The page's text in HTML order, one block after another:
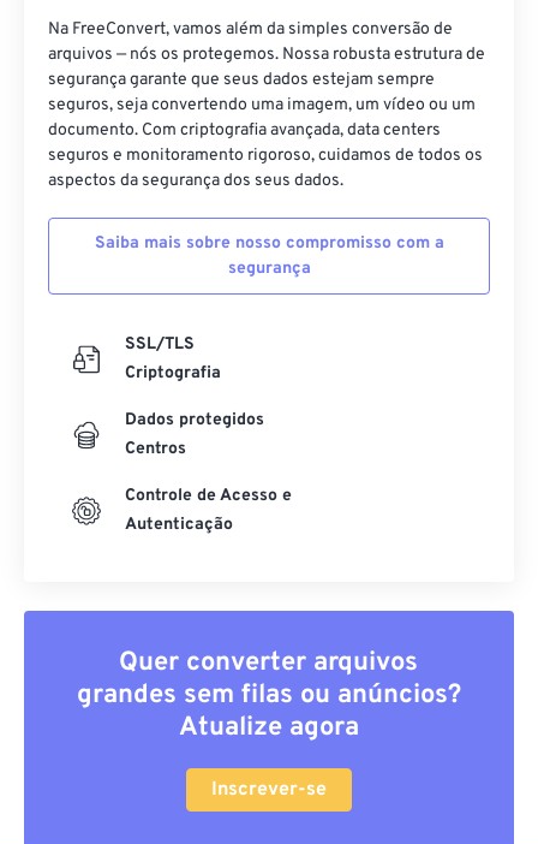
Na FreeConvert, vamos além da simples conversão de
arquivos — nós os protegemos. Nossa robusta estrutura de
segurança garante que seus dados estejam sempre
seguros, seja convertendo uma imagem, um vídeo ou um
documento. Com criptografia avançada, data centers
seguros e monitoramento rigoroso, cuidamos de todos os
aspectos da segurança dos seus dados.
Saiba mais sobre nosso compromisso com a
segurança
SSL/TLS
Criptografia
Dados protegidos
Centros
Controle de Acesso e
Autenticação
Quer converter arquivos
grandes sem filas ou anúncios?
Atualize agora
Inscrever-se